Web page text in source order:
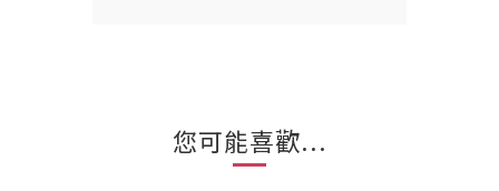
您可能喜歡...